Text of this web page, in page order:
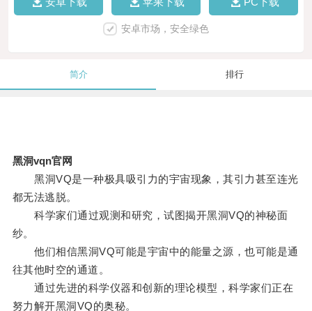
安卓市场，安全绿色
简介 排行
黑洞vqn官网
黑洞VQ是一种极具吸引力的宇宙现象，其引力甚至连光
都无法逃脱。
科学家们通过观测和研究，试图揭开黑洞VQ的神秘面
纱。
他们相信黑洞VQ可能是宇宙中的能量之源，也可能是通
往其他时空的通道。
通过先进的科学仪器和创新的理论模型，科学家们正在
努力解开黑洞VQ的奥秘。